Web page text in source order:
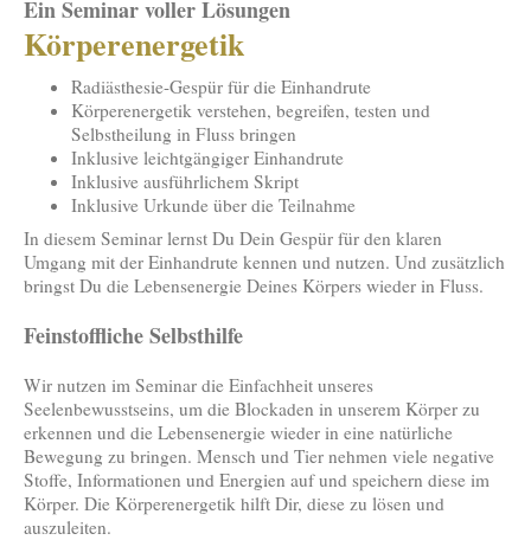
Ein Seminar voller Lösungen
Körperenergetik
Radiästhesie-Gespür für die Einhandrute
Körperenergetik verstehen, begreifen, testen und
Selbstheilung in Fluss bringen
Inklusive leichtgängiger Einhandrute
Inklusive ausführlichem Skript
Inklusive Urkunde über die Teilnahme
In diesem Seminar lernst Du Dein Gespür für den klaren
Umgang mit der Einhandrute kennen und nutzen. Und zusätzlich
bringst Du die Lebensenergie Deines Körpers wieder in Fluss.
Feinstoffliche Selbsthilfe
Wir nutzen im Seminar die Einfachheit unseres
Seelenbewusstseins, um die Blockaden in unserem Körper zu
erkennen und die Lebensenergie wieder in eine natürliche
Bewegung zu bringen. Mensch und Tier nehmen viele negative
Stoffe, Informationen und Energien auf und speichern diese im
Körper. Die Körperenergetik hilft Dir, diese zu lösen und
auszuleiten.